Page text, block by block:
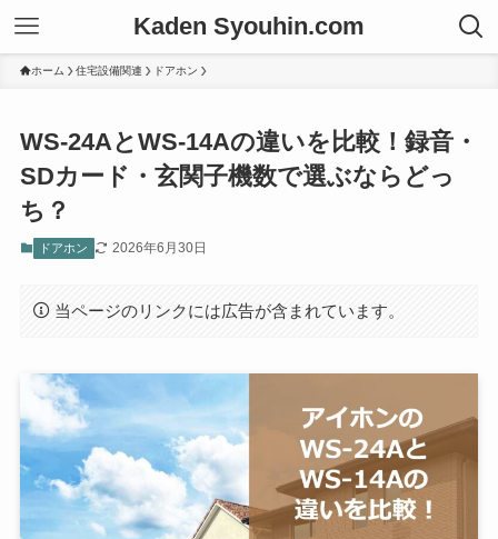
Kaden Syouhin.com
ホーム 住宅設備関連 ドアホン
WS-24AとWS-14Aの違いを比較！録音・
SDカード・玄関子機数で選ぶならどっ
ち？
ドアホン 2026年6月30日
当ページのリンクには広告が含まれています。